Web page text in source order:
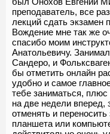
преподаватель, все
лекций сдать экзамен
Вождение мне так же
спасибо моим
Анатольевичу.
Сандеро, и
бы отметить онлайн
удобно и самое
тебе заниматься, плюс
на две недели вперед,
отменять и
планшета или